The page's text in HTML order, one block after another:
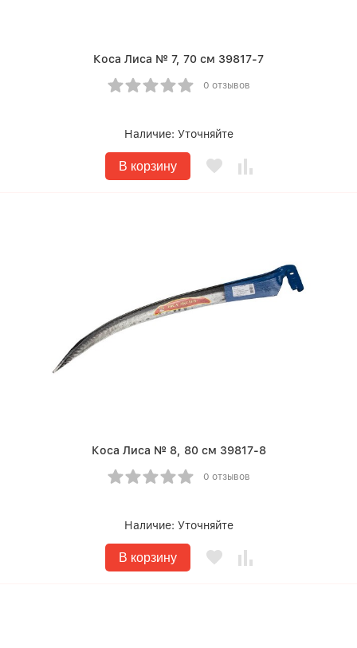
Коса Лиса № 7, 70 см 39817-7
0 отзывов
Наличие: Уточняйте
В корзину
Коса Лиса № 8, 80 см 39817-8
0 отзывов
Наличие: Уточняйте
В корзину